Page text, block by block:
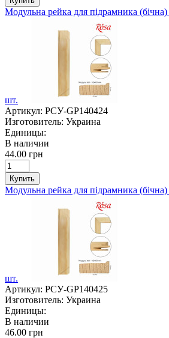
Модульна рейка для підрамника
шт.
Артикул: РСУ-GP140424
Изготовитель: Украина
Единицы:
В наличии
44.00 грн
Купить
Модульна рейка для підрамника
шт.
Артикул: РСУ-GP140425
Изготовитель: Украина
Единицы:
В наличии
46.00 грн